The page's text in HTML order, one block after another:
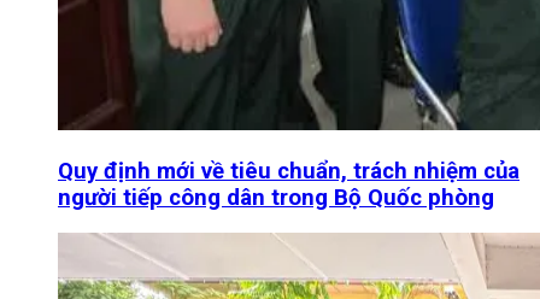
Quy định mới về tiêu chuẩn, trách nhiệm của
người tiếp công dân trong Bộ Quốc phòng